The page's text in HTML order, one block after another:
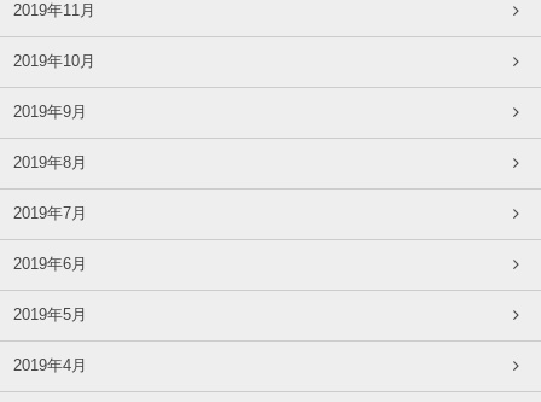
2019年11月
2019年10月
2019年9月
2019年8月
2019年7月
2019年6月
2019年5月
2019年4月